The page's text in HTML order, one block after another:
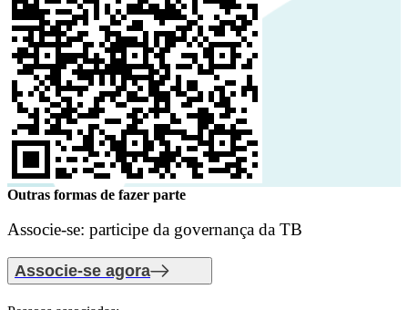
Outras formas de fazer parte
Associe-se: participe da governança da TB
Associe-se agora